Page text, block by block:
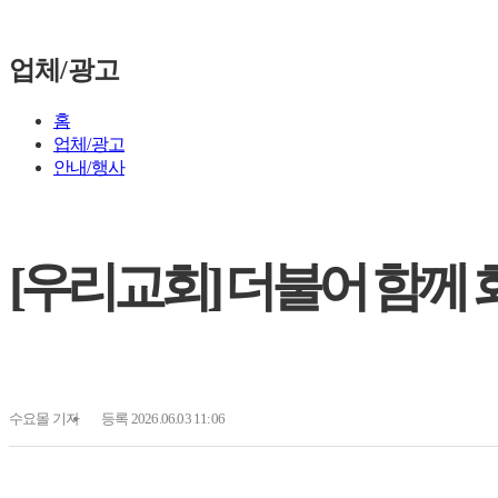
업체/광고
홈
업체/광고
안내/행사
[우리교회] 더불어 함께
수요몰 기자 등록 2026.06.03 11:06